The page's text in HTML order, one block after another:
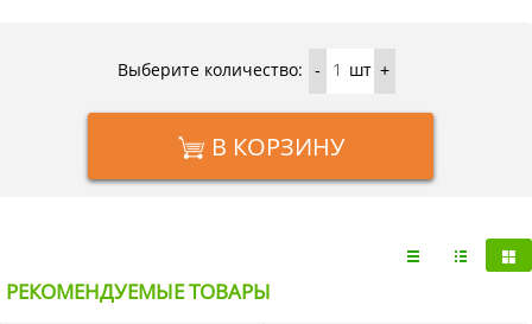
Выберите количество: - шт +
В КОРЗИНУ
РЕКОМЕНДУЕМЫЕ ТОВАРЫ